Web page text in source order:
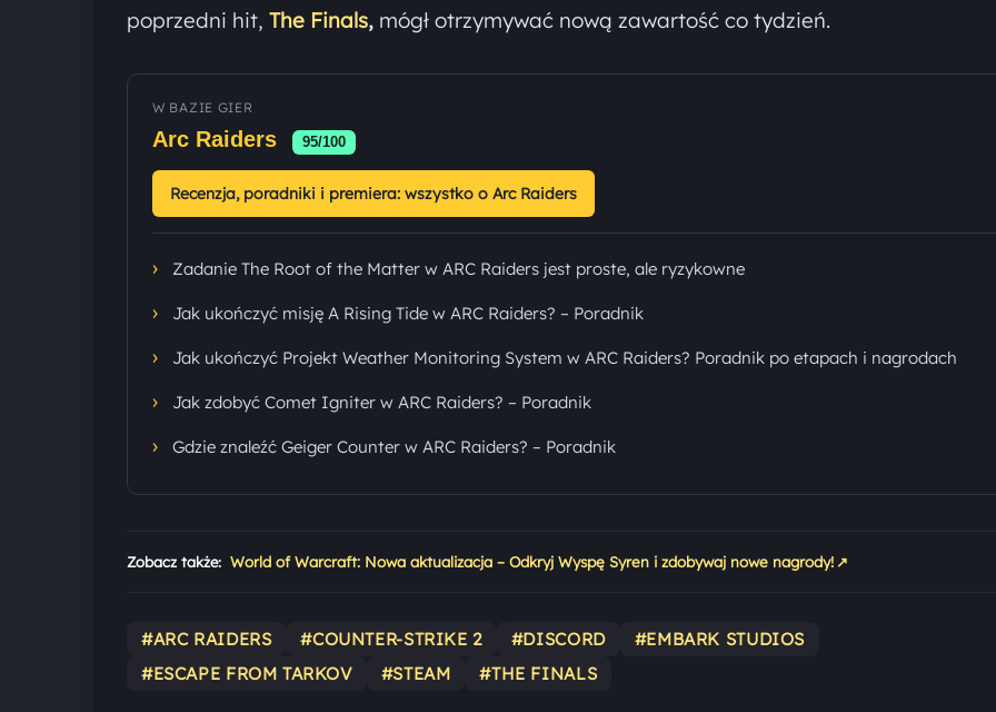
poprzedni hit, The Finals, mógł otrzymywać nową zawartość co tydzień.
W BAZIE GIER
Arc Raiders 95/100
Recenzja, poradniki i premiera: wszystko o Arc Raiders
› Zadanie The Root of the Matter w ARC Raiders jest proste, ale ryzykowne
› Jak ukończyć misję A Rising Tide w ARC Raiders? – Poradnik
› Jak ukończyć Projekt Weather Monitoring System w ARC Raiders? Poradnik po etapach i nagrodach
› Jak zdobyć Comet Igniter w ARC Raiders? – Poradnik
› Gdzie znaleźć Geiger Counter w ARC Raiders? – Poradnik
Zobacz także: World of Warcraft: Nowa aktualizacja – Odkryj Wyspę Syren i zdobywaj nowe nagrody! ↗
#ARC RAIDERS #COUNTER-STRIKE 2 #DISCORD
#EMBARK STUDIOS
#ESCAPE FROM TARKOV
#STEAM #THE FINALS